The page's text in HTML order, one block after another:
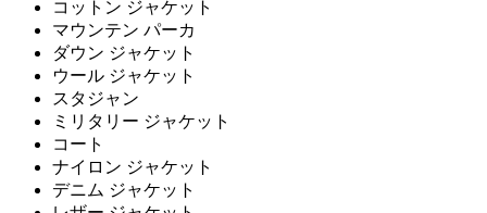
コットン ジャケット
マウンテン パーカ
ダウン ジャケット
ウール ジャケット
スタジャン
ミリタリー ジャケット
コート
ナイロン ジャケット
デニム ジャケット